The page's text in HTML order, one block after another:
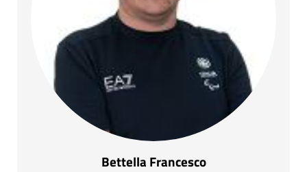
Bettella Francesco